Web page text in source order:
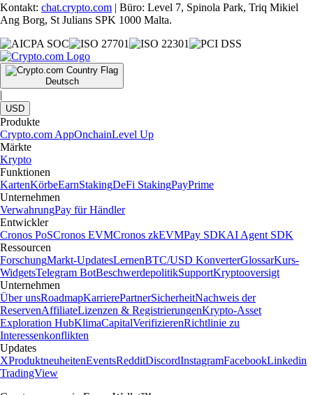
Kontakt: chat.crypto.com | Büro: Level 7, Spinola Park, Triq Mikiel
Ang Borg, St Julians SPK 1000 Malta.
Deutsch
|
USD
Produkte
Crypto.com AppOnchainLevel Up
Märkte
Krypto
Funktionen
KartenKörbeEarnStakingDeFi StakingPayPrime
Unternehmen
VerwahrungPay für Händler
Entwickler
Cronos PoSCronos EVMCronos zkEVMPay SDKAI Agent SDK
Ressourcen
ForschungMarkt-UpdatesLernenBTC/USD KonverterGlossarKurs-
WidgetsTelegram BotBeschwerdepolitikSupportKryptooversigt
Unternehmen
Über unsRoadmapKarrierePartnerSicherheitNachweis der
ReservenAffiliateLizenzen & RegistrierungenKrypto-Asset
Exploration HubKlimaCapitalVerifizierenRichtlinie zu
Interessenkonflikten
Updates
XProduktneuheitenEventsRedditDiscordInstagramFacebookLinkedin
TradingView